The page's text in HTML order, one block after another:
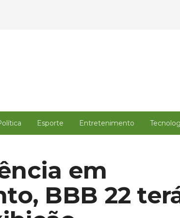
Esporte Entretenimento
em
BBB 22